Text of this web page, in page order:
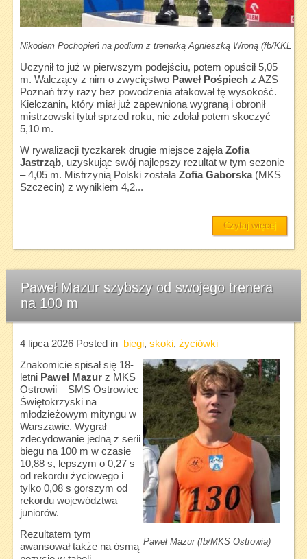
Nikodem Pochopień na podium z trenerką Agnieszką Wroną (fb/KKL
Uczynił to już w pierwszym podejściu, potem opuścił 5,05
m. Walczący z nim o zwycięstwo Paweł Pośpiechz AZS
Poznań trzy razy bez powodzenia atakował tę wysokość.
Kielczanin, który miał już zapewnioną wygraną i obronił
mistrzowski tytuł sprzed roku, nie zdołał potem skoczyć
5,10 m.
W rywalizacji tyczkarek drugie miejsce zajęłaZofia
Jastrząb, uzyskując swój najlepszy rezultat w tym sezonie
– 4,05 m. Mistrzynią Polski zostałaZofia Gaborska(MKS
Szczecin) z wynikiem 4,2...
Czytaj więcej
Paweł Mazur szybszy od swojego trenera
na 100 m
4 lipca 2026Posted in biegi, skoki, życiówki
Paweł Mazur (fb/MKS Ostrowia)
Znakomicie spisał się 18-
letni Paweł Mazurz MKS
Ostrowii – SMS Ostrowiec
Świętokrzyski na
młodzieżowym mityngu w
Warszawie. Wygrał
zdecydowanie jedną z serii
biegu na 100 m w czasie
10,88 s, lepszym o 0,27 s
od rekordu życiowego i
tylko 0,08 s gorszym od
rekordu województwa
juniorów.
Rezultatem tym
awansował także na ósmą